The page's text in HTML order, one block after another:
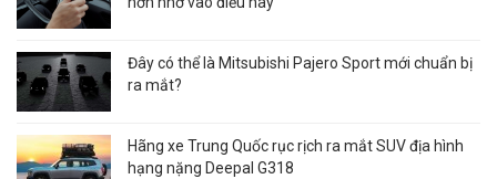
Đây có thể là Mitsubishi Pajero Sport mới chuẩn bị
ra mắt?
Hãng xe Trung Quốc rục rịch ra mắt SUV địa hình
hạng nặng Deepal G318